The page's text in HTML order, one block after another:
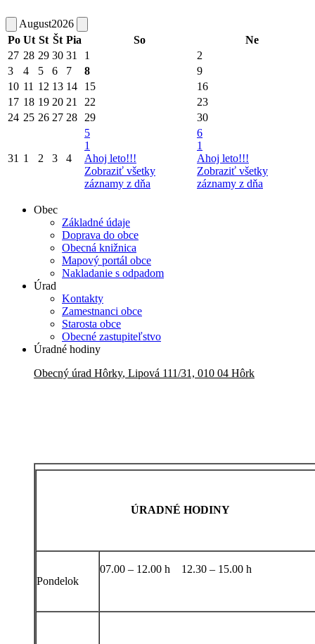
August2026
Po Ut St Št Pia So
Ne
27 28 29 30 31 1
2
3
4 5 6 7 8
9
10 11 12 13 14 15
16
17 18 19 20 21 22
23
24 25 26 27 28 29 30
31 1 2 3 4
5
1
Ahoj leto!!!
Zobraziť všetky
záznamy z dňa
6
1
Ahoj leto!!!
Zobraziť všetky
záznamy z dňa
Obec
Základné údaje
Doprava do obce
Obecná knižnica
Mapový portál obce
Nakladanie s odpadom
Úrad
Kontakty
Zamestnanci obce
Starosta obce
Obecné zastupiteľstvo
Úradné hodiny
Obecný úrad Hôrky, Lipová 111/31, 010 04 Hôrk
ÚRADNÉ HODINY
Pondelok
07.00 – 12.00 h 12.30 – 15.00 h